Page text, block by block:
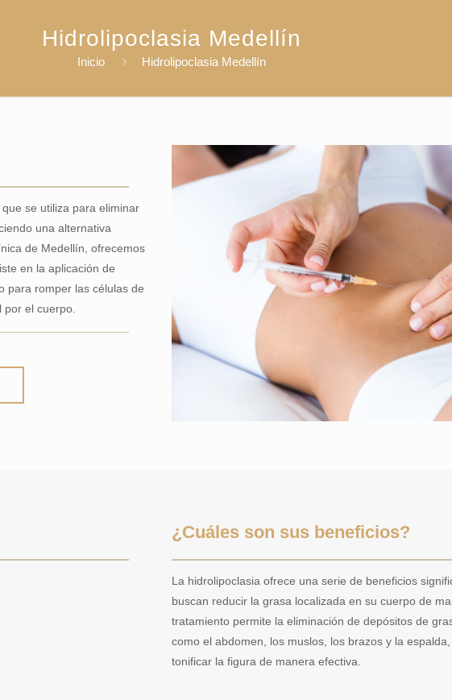
Hidrolipoclasia Medellín
Inicio Hidrolipoclasia Medellín
se utiliza para eliminar
una alternativa
de Medellín, ofrecemos
en la aplicación de
para romper las células de
el cuerpo.
¿Cuáles son sus beneficios?
La hidrolipoclasia ofrece una serie de beneficios
buscan reducir la grasa localizada en su cuerpo de
tratamiento permite la eliminación de depósitos de
como el abdomen, los muslos, los brazos y la
tonificar la figura de manera efectiva.